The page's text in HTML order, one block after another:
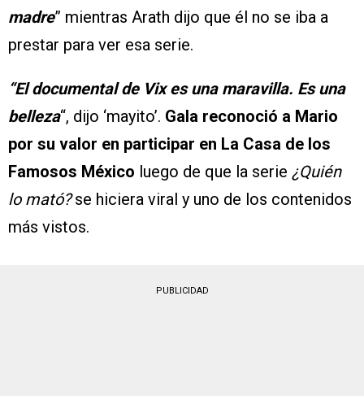
madre” mientras Arath dijo que él no se iba a
prestar para ver esa serie.
“El documental de Vix es una maravilla. Es una
belleza“, dijo ‘mayito’. Gala reconoció a Mario
por su valor en participar en La Casa de los
Famosos México luego de que la serie ¿Quién
lo mató?se hiciera viral y uno de los contenidos
más vistos.
PUBLICIDAD